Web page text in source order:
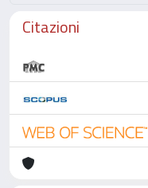
Citazioni